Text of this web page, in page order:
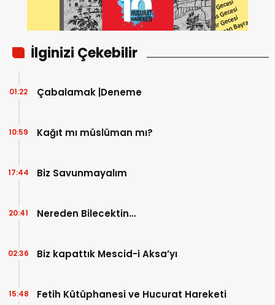
İlginizi Çekebilir
Çabalamak |Deneme
01:22
Kağıt mı müslüman mı?
10:59
Biz Savunmayalım
17:44
Nereden Bilecektin…
20:41
Biz kapattık Mescid-i Aksa’yı
02:36
Fetih Kütüphanesi ve Hucurat Hareketi
15:48